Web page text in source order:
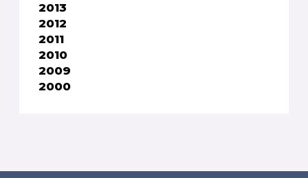
2013
2012
2011
2010
2009
2000